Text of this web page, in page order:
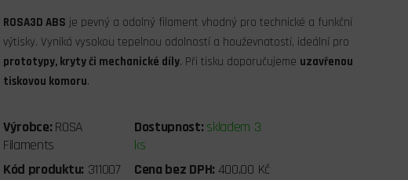
ROSA3D ABS je pevný a odolný filament vhodný pro technické a funkční
výtisky. Vyniká vysokou tepelnou odolností a houževnatostí, ideální pro
prototypy, kryty či mechanické díly. Při tisku doporučujeme uzavřenou
tiskovou komoru.
Výrobce: ROSA
Filaments
Dostupnost: skladem 3
ks
Kód produktu: 311007 Cena bez DPH: 400,00 Kč